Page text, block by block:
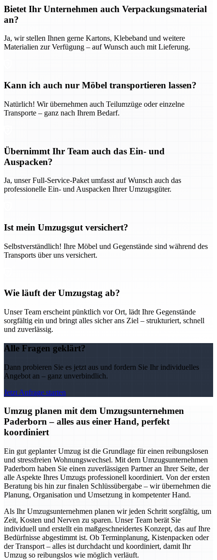
Bietet Ihr Unternehmen auch Verpackungsmaterial
an?
Ja, wir stellen Ihnen gerne Kartons, Klebeband und weitere
Materialien zur Verfügung – auf Wunsch auch mit Lieferung.
Kann ich auch nur Möbel transportieren lassen?
Natürlich! Wir übernehmen auch Teilumzüge oder einzelne
Transporte – ganz nach Ihrem Bedarf.
Übernimmt Ihr Team auch das Ein- und
Auspacken?
Ja, unser Full-Service-Paket umfasst auf Wunsch auch das
professionelle Ein- und Auspacken Ihrer Umzugsgüter.
Ist mein Umzugsgut versichert?
Selbstverständlich! Ihre Möbel und Gegenstände sind während des
Transports über uns versichert.
Wie läuft der Umzugstag ab?
Unser Team erscheint pünktlich vor Ort, lädt Ihre Gegenstände
sorgfältig ein und bringt alles sicher ans Ziel – strukturiert, schnell
und zuverlässig.
Alle Fragen geklärt?
Dann probieren Sie es jetzt aus und fordern Sie Ihr individuelles
Angebot an – ganz unverbindlich.
Jetzt Anfrage starten
Umzug planen mit dem Umzugsunternehmen
Paderborn – alles aus einer Hand, perfekt
koordiniert
Ein gut geplanter Umzug ist die Grundlage für einen reibungslosen
und stressfreien Wohnungswechsel. Mit dem Umzugsunternehmen
Paderborn haben Sie einen zuverlässigen Partner an Ihrer Seite, der
alle Aspekte Ihres Umzugs professionell koordiniert. Von der ersten
Beratung bis hin zur finalen Schlüssübergabe – wir übernehmen die
Planung, Organisation und Umsetzung in kompetenter Hand.
Als Ihr Umzugsunternehmen planen wir jeden Schritt sorgfältig, um
Zeit, Kosten und Nerven zu sparen. Unser Team berät Sie
individuell und erstellt ein maßgeschneidertes Konzept, das auf Ihre
Bedürfnisse abgestimmt ist. Ob Terminplanung, Kistenpacken oder
der Transport – alles ist durchdacht und koordiniert, damit Ihr
Umzug so reibungslos wie möglich verläuft.